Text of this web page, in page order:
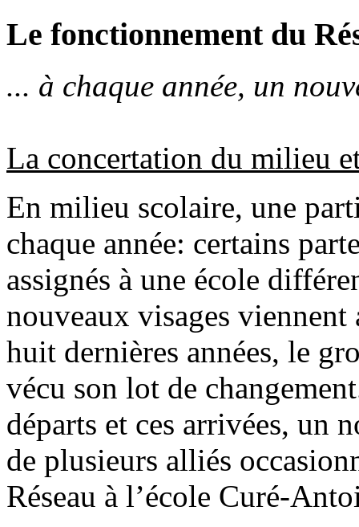
Le fonctionnement du
... à chaque année, un
La concertation du milieu
En milieu scolaire, une
chaque année: certains
assignés à une école
nouveaux visages viennent
huit dernières années, le
vécu son lot de
départs et ces arrivées, un
de plusieurs alliés
Réseau à l’école Curé-